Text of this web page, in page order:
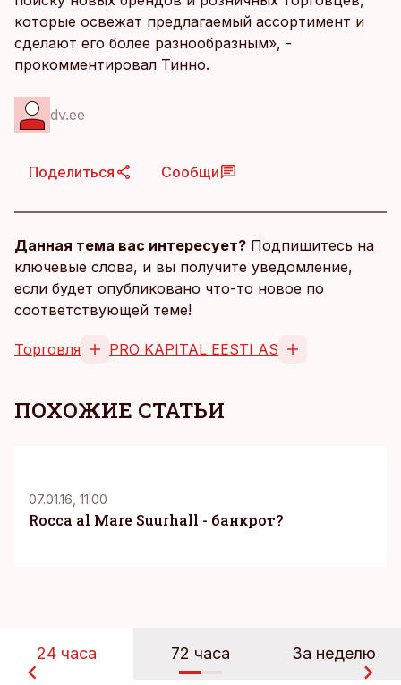
которые освежат предлагаемый ассортимент и
сделают его более разнообразным», -
прокомментировал Тинно.
dv.ee
Поделиться Сообщи
Данная тема вас интересует? Подпишитесь на
ключевые слова, и вы получите уведомление,
если будет опубликовано что-то новое по
соответствующей теме!
Торговля PRO KAPITAL EESTI AS
ПОХОЖИЕ СТАТЬИ
07.01.16, 11:00
Rocca al Mare Suurhall - банкрот?
24 часа 72 часа За неделю